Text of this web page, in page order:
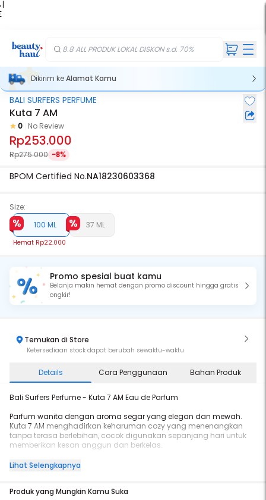
|
8.8 ALL PRODUK LOKAL DISKON s.d. 70%
Dikirim keAlamat Kamu
BALI SURFERS PERFUME
Kuta 7 AM
0 No Review
Rp253.000
Rp275.000 -8%
BPOM Certified No.NA18230603368
Size:
100 ML
Hemat Rp22.000
37 ML
Promo spesial buat kamu
Belanja makin hemat dengan promo discount hingga gratis
ongkir!
Temukan di Store
Ketersediaan stock dapat berubah sewaktu-waktu
Details Cara Penggunaan Bahan Produk
Bali Surfers Perfume - Kuta 7 AM Eau de Parfum
Parfum wanita dengan aroma segar yang elegan dan mewah.
Kuta 7 AM menghadirkan keharuman cozy yang menenangkan
tanpa terasa berlebihan, cocok digunakan sepanjang hari untuk
memberikan kesan anggun dan berkelas.
Eau de Parfum (EDP) tahan lama & cocok untuk aktivitas sehari-
Notes: Lychee, Citrus, Jasmine, Flowery, Musk and Woody.
Lihat Selengkapnya
Produk yang Mungkin Kamu Suka